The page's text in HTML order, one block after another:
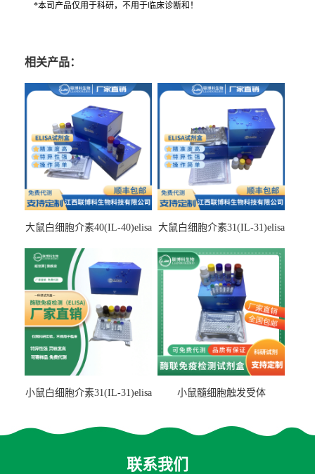
*本司产品仅用于科研，不用于临床诊断和！
相关产品：
大鼠白细胞介素40(IL-40)elisa
大鼠白细胞介素31(IL-31)elisa
小鼠白细胞介素31(IL-31)elisa
小鼠髓细胞触发受体
联系我们